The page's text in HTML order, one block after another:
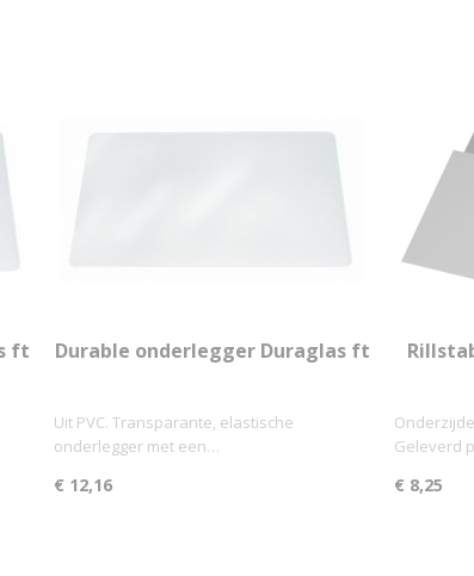
ft
Durable onderlegger Duraglas ft
Uit PVC. Transparante, elastische
onderlegger met een…
€ 12,16
Geleverd
€ 8,25